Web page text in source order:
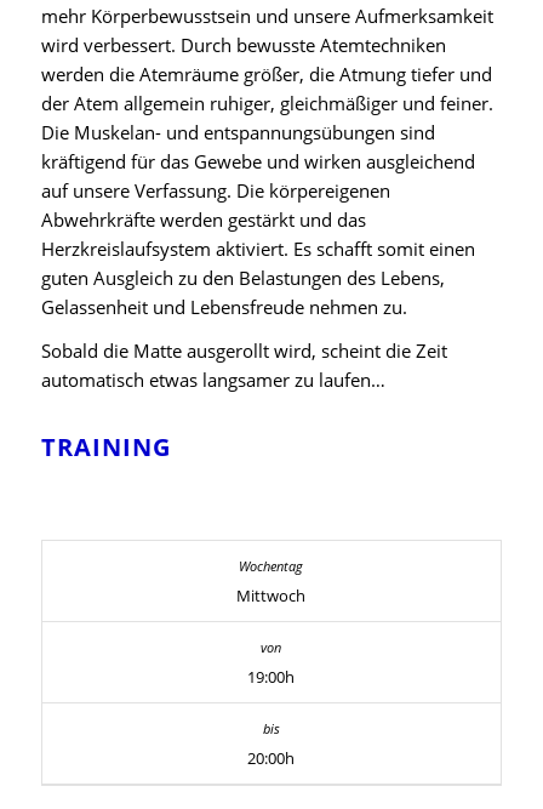
mehr Körperbewusstsein und unsere Aufmerksamkeit
wird verbessert. Durch bewusste Atemtechniken
werden die Atemräume größer, die Atmung tiefer und
der Atem allgemein ruhiger, gleichmäßiger und feiner.
Die Muskelan- und entspannungsübungen sind
kräftigend für das Gewebe und wirken ausgleichend
auf unsere Verfassung. Die körpereigenen
Abwehrkräfte werden gestärkt und das
Herzkreislaufsystem aktiviert. Es schafft somit einen
guten Ausgleich zu den Belastungen des Lebens,
Gelassenheit und Lebensfreude nehmen zu.
Sobald die Matte ausgerollt wird, scheint die Zeit
automatisch etwas langsamer zu laufen…
TRAINING
Mittwoch
19:00h
20:00h